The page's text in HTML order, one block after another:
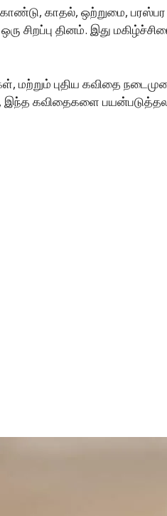
காதல், ஒற்றுமை, பரஸ்பர
தினம். இது
மற்றும் புதிய கவிதை
இந்த கவிதைகளை